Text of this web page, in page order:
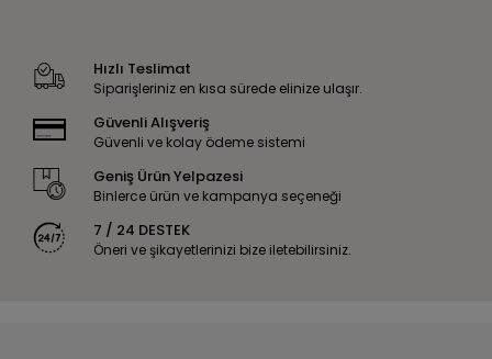
Hızlı Teslimat
Siparişleriniz en kısa sürede elinize ulaşır.
Güvenli Alışveriş
Güvenli ve kolay ödeme sistemi
Geniş Ürün Yelpazesi
Binlerce ürün ve kampanya seçeneği
7 / 24 DESTEK
Öneri ve şikayetlerinizi bize iletebilirsiniz.